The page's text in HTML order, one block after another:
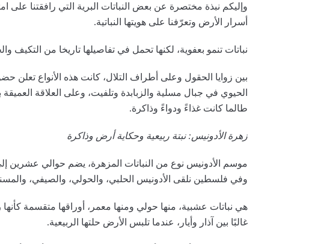
وإليكم نبذة مختصرة عن بعض النباتات البرية التي رافقتنا على
أسرار الأرض وتعرّفنا على هويتها النباتية.
نباتات تنمو بعفوية، لكنها تحمل في تفاصيلها تاريخا من التكيف
بين زوايا الحقول وعلى أطراف التلال، كانت هذه الأنواع تعلن
الحيوي في جبال مسلية والزبابدة وتلفيت، وعلى العلاقة العميقة
طالما كانت غذاءً ودواءً وذاكرة.
زهرة الأدونيس: نبتة ربيعية وحكاية أرض وذاكرة
موسم الأدونيس نوع من النباتات المزهرة، يضم حوالي عشرين إلى
وفي فلسطين نلقى الأدونيس الحلبي، والحولي، والصيفي،
هي نباتات عشبية، منها حولي ومنها معمر، أوراقها متقسمة
غالبًا بين آذار وأيار، عندما تلبس الأرض حلتها الربيعية.